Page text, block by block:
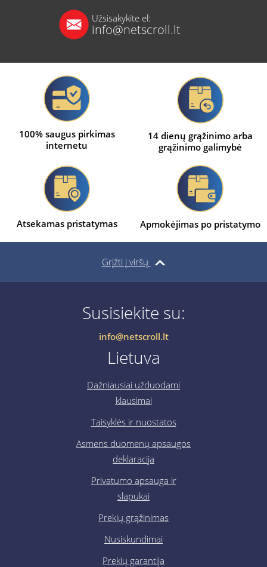
Užsisakykite el:
info@netscroll.lt
100% saugus pirkimas
internetu
14 dienų grąžinimo arba
grąžinimo galimybė
Atsekamas pristatymas Apmokėjimas po pristatymo
Grįžti į viršų
Susisiekite su:
info@netscroll.lt
Lietuva
Dažniausiai užduodami
klausimai
Taisyklės ir nuostatos
Asmens duomenų apsaugos
deklaracija
Privatumo apsauga ir
slapukai
Prekių grąžinimas
Nusiskundimai
Prekių garantija